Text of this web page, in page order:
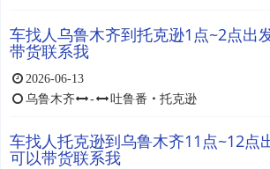
车找人乌鲁木齐到托克逊1点~2点出
带货联系我
2026-06-13
乌鲁木齐
- 吐鲁番 ・ 托克逊
车找人托克逊到乌鲁木齐11点~12点
可以带货联系我